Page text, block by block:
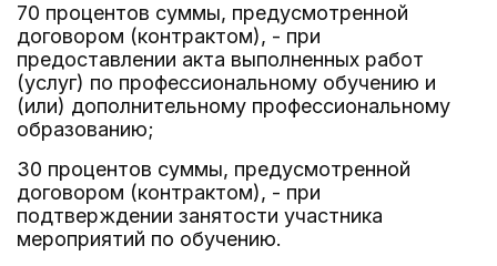
70 процентов суммы, предусмотренной
договором (контрактом), - при
предоставлении акта выполненных работ
(услуг) по профессиональному обучению и
(или) дополнительному профессиональному
образованию;
30 процентов суммы, предусмотренной
договором (контрактом), - при
подтверждении занятости участника
мероприятий по обучению.